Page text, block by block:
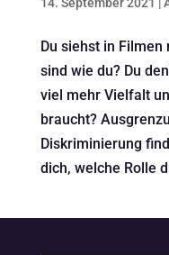
14. September 2021 |
Du siehst in
sind wie du? Du
viel mehr Vielfalt
braucht?
Diskriminierung
dich, welche Rolle